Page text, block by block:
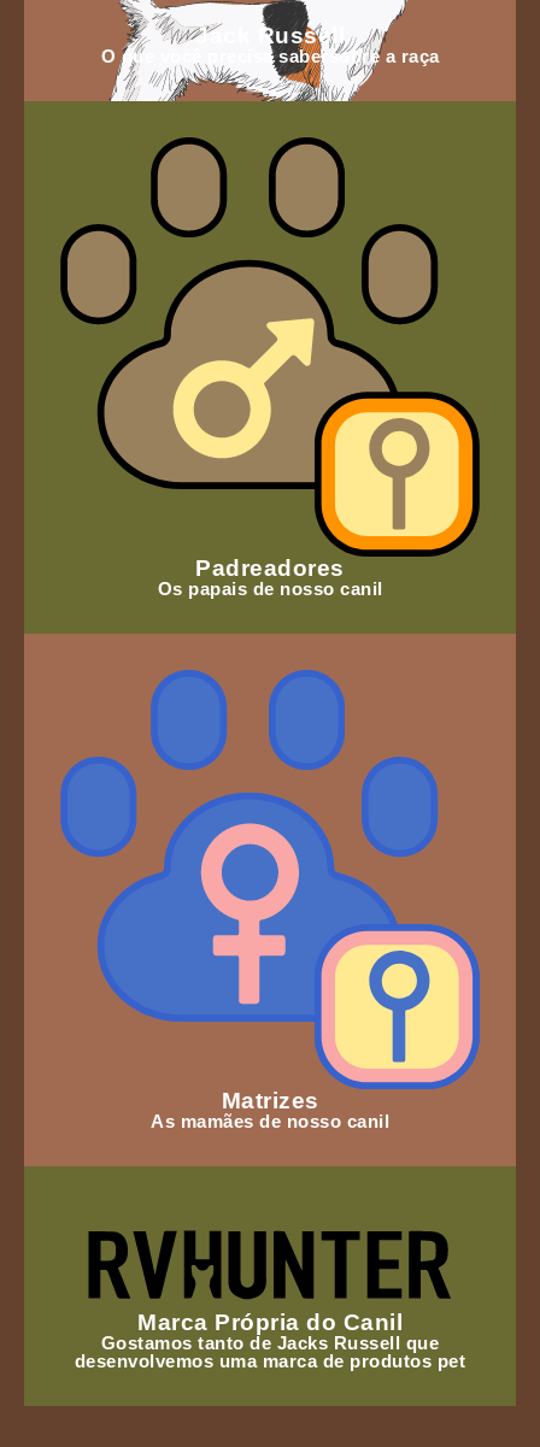
Jack Russell
O que você precisa sabersobre a raça
Padreadores
Os papais de nosso canil
Matrizes
As mamães de nosso canil
Marca Própria do Canil
Gostamos tanto de Jacks Russell que
desenvolvemos uma marca de produtos pet